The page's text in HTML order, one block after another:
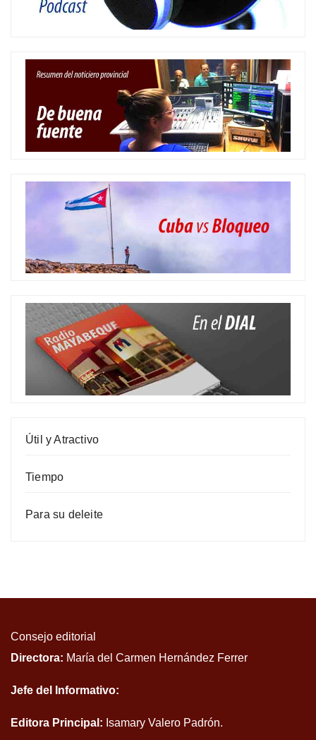
Útil y Atractivo
Tiempo
Para su deleite
Consejo editorial
Directora: María del Carmen Hernández Ferrer
Jefe del Informativo:
Editora Principal: Isamary Valero Padrón.